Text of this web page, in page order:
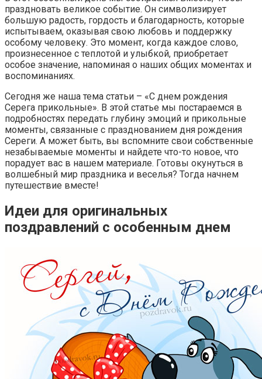
праздновать великое событие. Он символизирует
большую радость, гордость и благодарность, которые
испытываем, оказывая свою любовь и поддержку
особому человеку. Это момент, когда каждое слово,
произнесенное с теплотой и улыбкой, приобретает
особое значение, напоминая о наших общих моментах и
воспоминаниях.
Сегодня же наша тема статьи – «С днем рождения
Серега прикольные». В этой статье мы постараемся в
подробностях передать глубину эмоций и прикольные
моменты, связанные с празднованием дня рождения
Сереги. А может быть, вы вспомните свои собственные
незабываемые моменты и найдете что-то новое, что
порадует вас в нашем материале. Готовы окунуться в
волшебный мир праздника и веселья? Тогда начнем
путешествие вместе!
Идеи для оригинальных
поздравлений с особенным днем